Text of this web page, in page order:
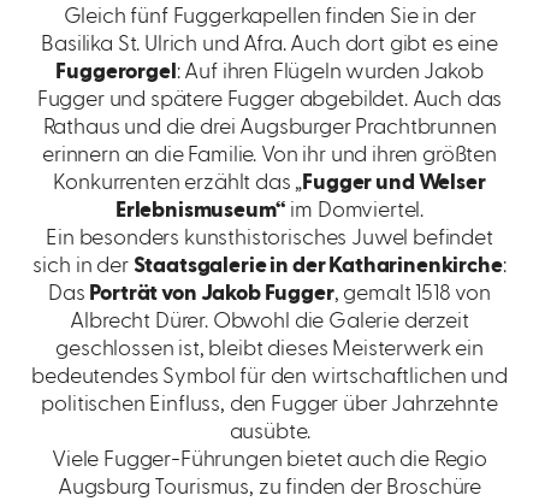
Gleich fünf Fuggerkapellen finden Sie in der
Basilika St. Ulrich und Afra. Auch dort gibt es eine
Fuggerorgel : Auf ihren Flügeln wurden Jakob
Fugger und spätere Fugger abgebildet. Auch das
Rathaus und die drei Augsburger Prachtbrunnen
erinnern an die Familie. Von ihr und ihren größten
Konkurrenten erzählt das „ Fugger und Welser
Erlebnismuseum“ im Domviertel.
Ein besonders kunsthistorisches Juwel befindet
sich in der Staatsgalerie in der Katharinenkirche:
Das Porträt von Jakob Fugger, gemalt 1518 von
Albrecht Dürer. Obwohl die Galerie derzeit
geschlossen ist, bleibt dieses Meisterwerk ein
bedeutendes Symbol für den wirtschaftlichen und
politischen Einfluss, den Fugger über Jahrzehnte
ausübte.
Viele Fugger-Führungen bietet auch die Regio
Augsburg Tourismus, zu finden der Broschüre